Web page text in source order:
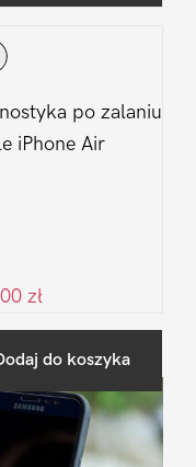
po zalaniu
iPhone Air
zł
do koszyka